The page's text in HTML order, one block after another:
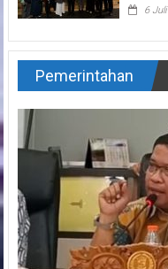
6
Pemerintahan